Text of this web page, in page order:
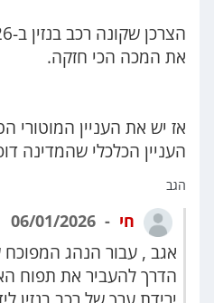
את המכה הכי חזקה.
אז יש את העניין המוטורי
העניין הכלכלי שהמדינה
הגב
חי
הדרך להעביר את תפוח